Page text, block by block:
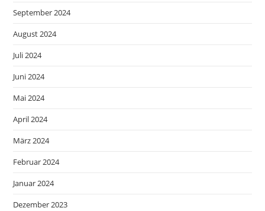
September 2024
August 2024
Juli 2024
Juni 2024
Mai 2024
April 2024
März 2024
Februar 2024
Januar 2024
Dezember 2023